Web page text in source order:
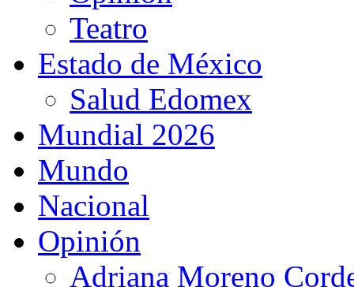
Teatro
Estado de México
Salud Edomex
Mundial 2026
Mundo
Nacional
Opinión
Adriana Moreno